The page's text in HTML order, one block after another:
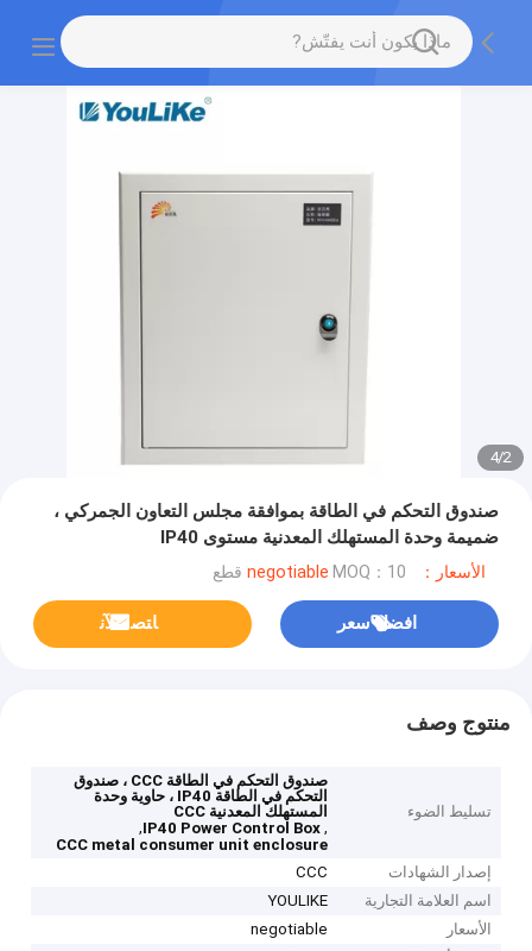
2
/
4
صندوق التحكم في الطاقة بموافقة مجلس التعاون الجمركي ،
ضميمة وحدة المستهلك المعدنية مستوى IP40
الأسعار：negotiable MOQ：10 قطع
افضل سعر ﺎﺘﺼﻟ ﺍﻶﻧ
منتوج وصف
تسليط الضوء
صندوق التحكم في الطاقة CCC ، صندوق
التحكم في الطاقة IP40 ، حاوية وحدة
المستهلك المعدنية CCC
,
IP40 Power Control Box
,
CCC metal consumer unit enclosure
إصدار الشهادات
CCC
اسم العلامة التجارية
YOULIKE
الأسعار
negotiable